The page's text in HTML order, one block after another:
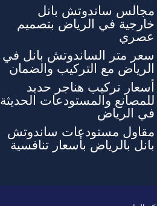
مجالس ساندوتش بانل
خارجية في الرياض بتصميم
عصري
سعر متر الساندوتش بانل في
الرياض مع التركيب والضمان
أسعار تركيب هناجر حديد
للمصانع والمستودعات الحديثة
في الرياض
مقاول مستودعات ساندوتش
بانل بالرياض بأسعار تنافسية